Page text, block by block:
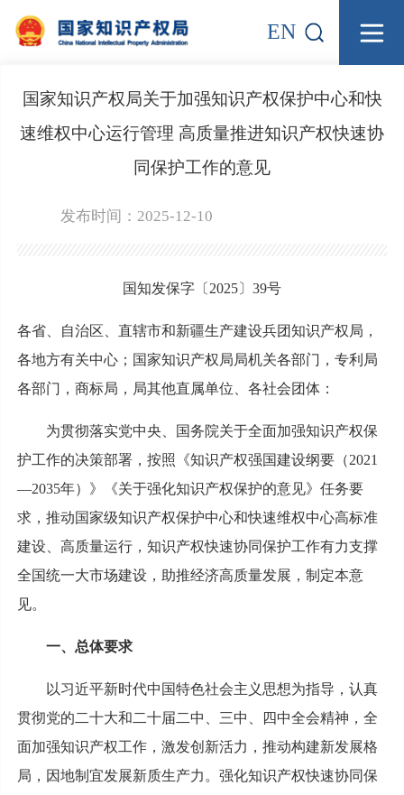
EN
国家知识产权局关于加强知识产权保护中心和快
速维权中心运行管理 高质量推进知识产权快速协
同保护工作的意见
发布时间：2025-12-10
国知发保字〔2025〕39号
各省、自治区、直辖市和新疆生产建设兵团知识产权局，
各地方有关中心；国家知识产权局局机关各部门，专利局
各部门，商标局，局其他直属单位、各社会团体：
为贯彻落实党中央、国务院关于全面加强知识产权保
护工作的决策部署，按照《知识产权强国建设纲要（2021
—2035年）》《关于强化知识产权保护的意见》任务要
求，推动国家级知识产权保护中心和快速维权中心高标准
建设、高质量运行，知识产权快速协同保护工作有力支撑
全国统一大市场建设，助推经济高质量发展，制定本意
见。
一、总体要求
以习近平新时代中国特色社会主义思想为指导，认真
贯彻党的二十大和二十届二中、三中、四中全会精神，全
面加强知识产权工作，激发创新活力，推动构建新发展格
局，因地制宜发展新质生产力。强化知识产权快速协同保